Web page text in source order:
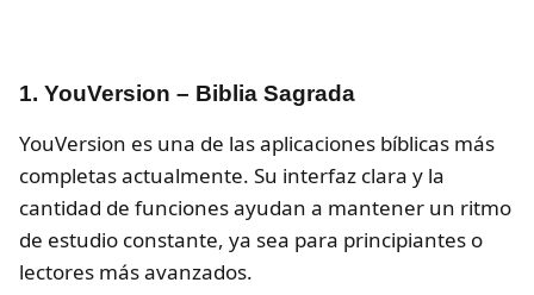
1. YouVersion – Biblia Sagrada
YouVersion es una de las aplicaciones bíblicas más
completas actualmente. Su interfaz clara y la
cantidad de funciones ayudan a mantener un ritmo
de estudio constante, ya sea para principiantes o
lectores más avanzados.